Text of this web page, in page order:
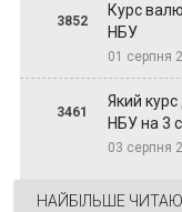
3852
Курс
НБУ
01 серпня
3461
Який
НБУ на 3
03 серпня
НАЙБІЛЬШЕ